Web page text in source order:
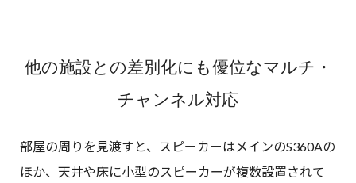
他の施設との差別化にも優位なマルチ・
チャンネル対応
部屋の周りを見渡すと、スピーカーはメインのS360Aの
ほか、天井や床に小型のスピーカーが複数設置されて